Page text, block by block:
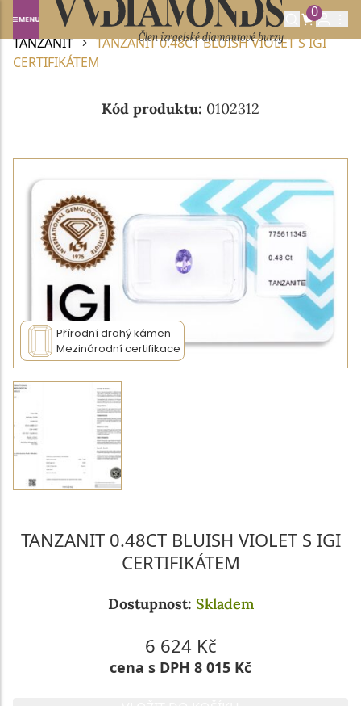
0
Domů
DRAHOKAMY A POLODRAHOKAMY
TANZANIT
TANZANIT 0.48CT BLUISH VIOLET S IGI
CERTIFIKÁTEM
Kód produktu: 0102312
Přírodní drahý kámen
Mezinárodní certifikace
TANZANIT 0.48CT BLUISH VIOLET S IGI
CERTIFIKÁTEM
Dostupnost: Skladem
6 624 Kč
cena s DPH 8 015 Kč